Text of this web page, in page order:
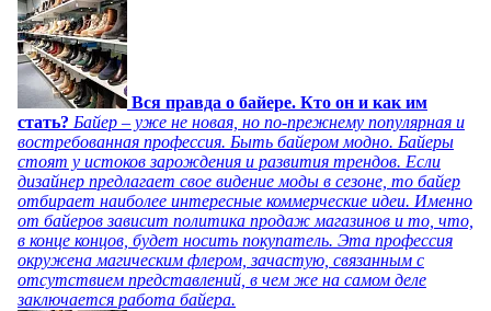
Вся правда о байере. Кто он и как им
стать? Байер – уже не новая, но по-прежнему популярная и
востребованная профессия. Быть байером модно. Байеры
стоят у истоков зарождения и развития трендов. Если
дизайнер предлагает свое видение моды в сезоне, то байер
отбирает наиболее интересные коммерческие идеи. Именно
от байеров зависит политика продаж магазинов и то, что,
в конце концов, будет носить покупатель. Эта профессия
окружена магическим флером, зачастую, связанным с
отсутствием представлений, в чем же на самом деле
заключается работа байера.